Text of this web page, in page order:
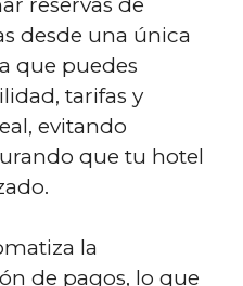
desde una única
que puedes
tarifas y
evitando
que tu hotel
la
de pagos, lo que